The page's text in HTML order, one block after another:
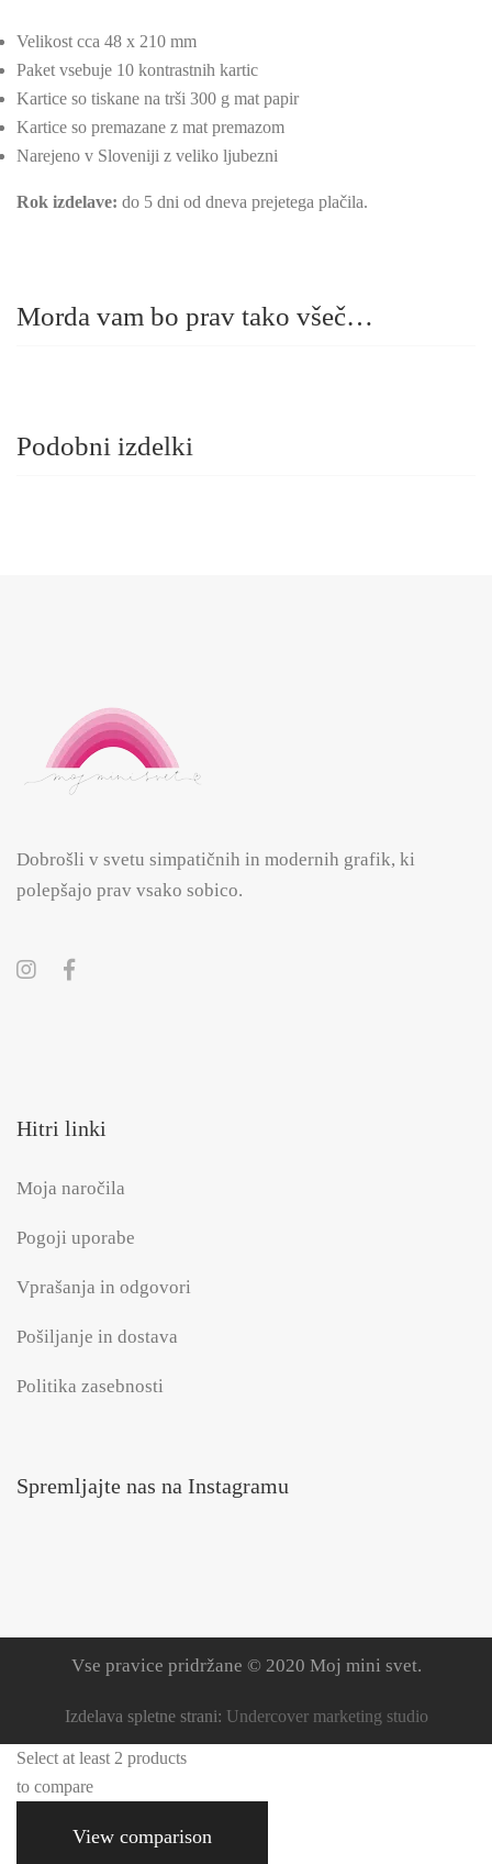
Velikost cca 48 x 210 mm
Paket vsebuje 10 kontrastnih kartic
Kartice so tiskane na trši 300 g mat papir
Kartice so premazane z mat premazom
Narejeno v Sloveniji z veliko ljubezni
Rok izdelave: do 5 dni od dneva prejetega plačila.
Morda vam bo prav tako všeč…
Podobni izdelki
Dobrošli v svetu simpatičnih in modernih grafik, ki
polepšajo prav vsako sobico.
Hitri linki
Moja naročila
Pogoji uporabe
Vprašanja in odgovori
Pošiljanje in dostava
Politika zasebnosti
Spremljajte nas na Instagramu
Vse pravice pridržane © 2020 Moj mini svet.
Izdelava spletne strani: Undercover marketing studio
Select at least 2 products
to compare
View comparison